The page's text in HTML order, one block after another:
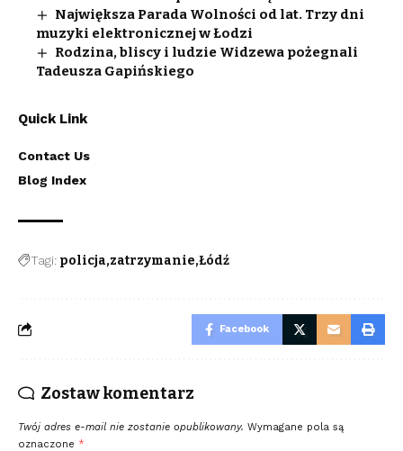
Największa Parada Wolności od lat. Trzy dni
muzyki elektronicznej w Łodzi
Rodzina, bliscy i ludzie Widzewa pożegnali
Tadeusza Gapińskiego
Quick Link
Contact Us
Blog Index
Tagi: policja zatrzymanie Łódź
Facebook
Zostaw komentarz
Twój adres e-mail nie zostanie opublikowany. Wymagane pola są
oznaczone *